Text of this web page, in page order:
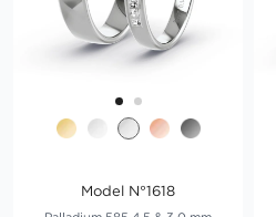
Model N°1618